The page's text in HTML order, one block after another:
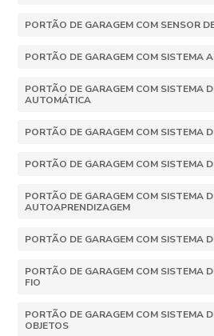
PORTÃO DE GARAGEM COM SENSOR
PORTÃO DE GARAGEM COM SISTEMA
PORTÃO DE GARAGEM COM SISTEMA
AUTOMÁTICA
PORTÃO DE GARAGEM COM SISTEMA
PORTÃO DE GARAGEM COM SISTEMA
PORTÃO DE GARAGEM COM SISTEMA
AUTOAPRENDIZAGEM
PORTÃO DE GARAGEM COM SISTEMA
PORTÃO DE GARAGEM COM SISTEMA
FIO
PORTÃO DE GARAGEM COM SISTEMA
OBJETOS